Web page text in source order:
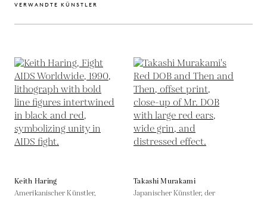
VERWANDTE KÜNSTLER
Keith Haring
Amerikanischer Künstler,
Takashi Murakami
Japanischer Künstler, der